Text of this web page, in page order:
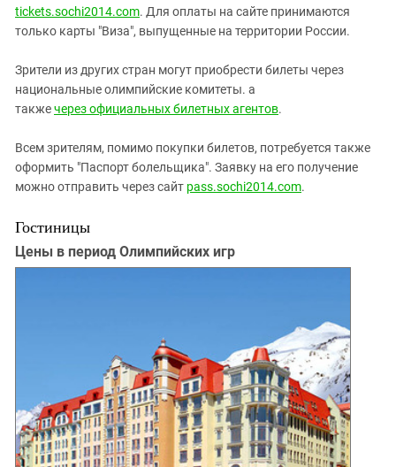
tickets.sochi2014.com. Для оплаты на сайте принимаются
только карты "Виза", выпущенные на территории России.
Зрители из других стран могут приобрести билеты через
национальные олимпийские комитеты. а
такжечерезофициальных билетных агентов.
Всем зрителям, помимо покупки билетов, потребуется также
оформить "Паспорт болельщика". Заявку на его получение
можно отправить через сайт pass.sochi2014.com.
Гостиницы
Цены в период Олимпийских игр